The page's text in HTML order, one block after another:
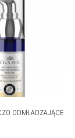
ODMŁADZAJĄCE